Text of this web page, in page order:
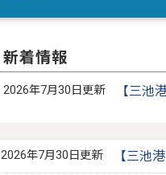
新着情報
2026年7月30日更新 【三池
2026年7月30日更新 【三池